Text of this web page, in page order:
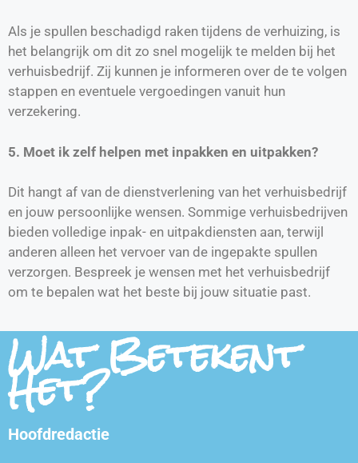
Als je spullen beschadigd raken tijdens de verhuizing, is
het belangrijk om dit zo snel mogelijk te melden bij het
verhuisbedrijf. Zij kunnen je informeren over de te volgen
stappen en eventuele vergoedingen vanuit hun
verzekering.
5. Moet ik zelf helpen met inpakken en uitpakken?
Dit hangt af van de dienstverlening van het verhuisbedrijf
en jouw persoonlijke wensen. Sommige verhuisbedrijven
bieden volledige inpak- en uitpakdiensten aan, terwijl
anderen alleen het vervoer van de ingepakte spullen
verzorgen. Bespreek je wensen met het verhuisbedrijf
om te bepalen wat het beste bij jouw situatie past.
Wat Betekent
Het?
Hoofdredactie